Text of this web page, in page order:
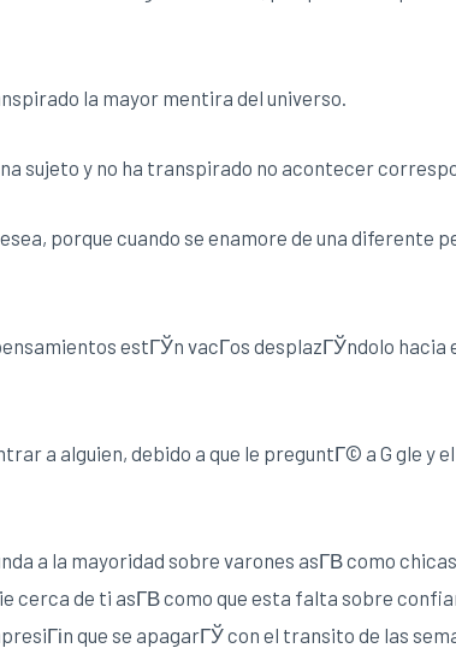
la mayor mentira del universo.
sujeto y no ha transpirado no acontecer
porque cuando se enamore de una diferente
estГЎn vacГ­os desplazГЎndolo hacia
a alguien, debido a que le preguntГ© a G gle y
a la mayoridad sobre varones asГ­В­ como
cerca de ti asГ­В­ como que esta falta sobre
que se apagarГЎ con el transito de las